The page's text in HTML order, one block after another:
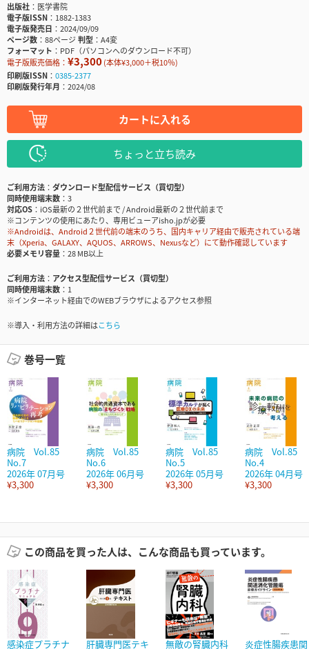
出版社
医学書院
電子版ISSN
1882-1383
電子版発売日
2024/09/09
ページ数
88ページ判型
A4変
フォーマット
PDF（パソコンへのダウンロード不可）
電子版販売価格： ¥3,300(本体¥3,000＋税10％)
印刷版ISSN
0385-2377
印刷版発行年月
2024/08
カートに入れる
ちょっと立ち読み
ご利用方法
ダウンロード型配信サービス（買切型）
同時使用端末数
3
対応OS
iOS最新の２世代前まで / Android最新の２世代前まで
※コンテンツの使用にあたり、専用ビューアisho.jpが必要
※Androidは、Android２世代前の端末のうち、国内キャリア経由で販売されている端
末（Xperia、GALAXY、AQUOS、ARROWS、Nexusなど）にて動作確認しています
必要メモリ容量
28 MB以上
ご利用方法
アクセス型配信サービス（買切型）
同時使用端末数
1
※インターネット経由でのWEBブラウザによるアクセス参照
※導入・利用方法の詳細はこちら
巻号一覧
病院 Vol.85
No.7
2026年 07月号
¥3,300
病院 Vol.85
No.6
2026年 06月号
¥3,300
病院 Vol.85
No.5
2026年 05月号
¥3,300
病院 Vol.85
No.4
2026年 04月号
¥3,300
この商品を買った人は、こんな商品も買っています。
感染症プラチナ
肝臓専門医テキ
無敵の腎臓内科
炎症性腸疾患関